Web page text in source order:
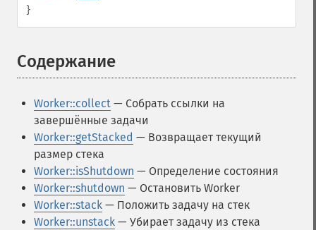
}
Содержание
Worker::collect — Собрать ссылки на
завершённые задачи
Worker::getStacked — Возвращает текущий
размер стека
Worker::isShutdown — Определение состояния
Worker::shutdown — Остановить Worker
Worker::stack — Положить задачу на стек
Worker::unstack — Убирает задачу из стека